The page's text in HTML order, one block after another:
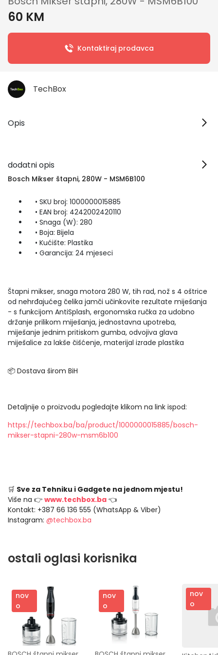
60 KM
Kontaktiraj prodavca
TechBox
Opis
dodatni opis
Bosch Mikser štapni, 280W - MSM6B100
• SKU broj: 1000000015885
• EAN broj: 4242002420110
• Snaga (W): 280
• Boja: Bijela
• Kućište: Plastika
• Garancija: 24 mjeseci
Štapni mikser, snaga motora 280 W, tih rad, nož s 4 oštrice
od nehrđajućeg čelika jamči učinkovite rezultate miješanja
- s funkcijom AntiSplash, ergonomska ručka za udobno
držanje prilikom miješanja, jednostavna upotreba,
miješanje jednim pritiskom gumba, odvojiva glava
miješalice za lakše čišćenje, materijal izrade plastika
📦 Dostava širom BiH
Detaljnije o proizvodu pogledajte klikom na link ispod:
https://techbox.ba/ba/product/1000000015885/bosch-
mikser-stapni-280w-msm6b100
🛒 Sve za Tehniku i Gadgete na jednom mjestu!
Više na 👉 www.techbox.ba 👈
Kontakt: +387 66 136 555 (WhatsApp & Viber)
Instagram: @techbox.ba
ostali oglasi korisnika
nov
o
nov
o
nov
o